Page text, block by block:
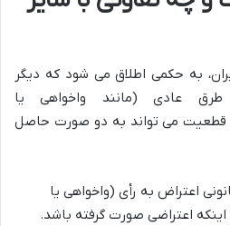
به حکمی اطلاق می شود که دیگر
عادی (مانند واخواهی یا
قطعیت می تواند به دو صورت حاصل
اعتراض به رأی (واخواهی یا
اعتراضی صورت گرفته باشد.